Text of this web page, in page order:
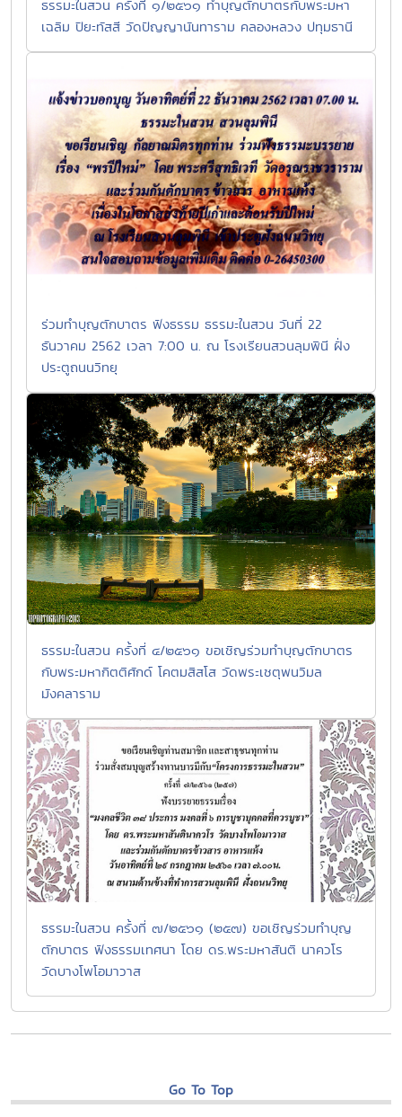
ธรรมะในสวน ครั้งที่ ๑/๒๕๖๑ ทำบุญตักบาตรกับพระมหา
เฉลิม ปิยะทัสสี วัดปัญญานันทาราม คลองหลวง ปทุมธานี
ร่วมทำบุญตักบาตร ฟังธรรม ธรรมะในสวน วันที่ 22
ธันวาคม 2562 เวลา 7:00 น. ณ โรงเรียนสวนลุมพินี ฝั่ง
ประตูถนนวิทยุ
ธรรมะในสวน ครั้งที่ ๔/๒๕๖๑ ขอเชิญร่วมทำบุญตักบาตร
กับพระมหากิตติศักด์ โคตมสิสโส วัดพระเชตุพนวิมล
มังคลาราม
ธรรมะในสวน ครั้งที่ ๗/๒๕๖๑ (๒๕๗) ขอเชิญร่วมทำบุญ
ตักบาตร ฟังธรรมเทศนา โดย ดร.พระมหาสันติ นาควโร
วัดบางโพโอมาวาส
Go To Top